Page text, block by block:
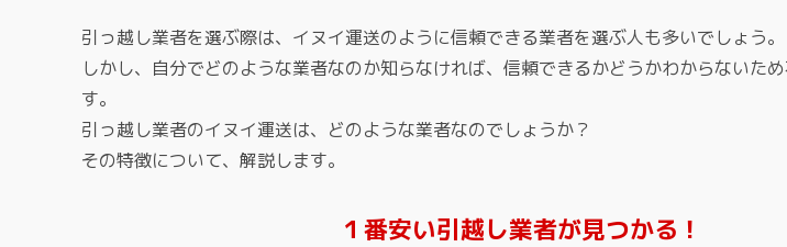
引っ越し業者を選ぶ際は、イヌイ運送のように信頼できる業者を選ぶ人も多いでしょう。
しかし、自分でどのような業者なのか知らなければ、信頼できるかどうかわからないた
す。
引っ越し業者のイヌイ運送は、どのような業者なのでしょうか？
その特徴について、解説します。
１番安い引越し業者が見つかる！